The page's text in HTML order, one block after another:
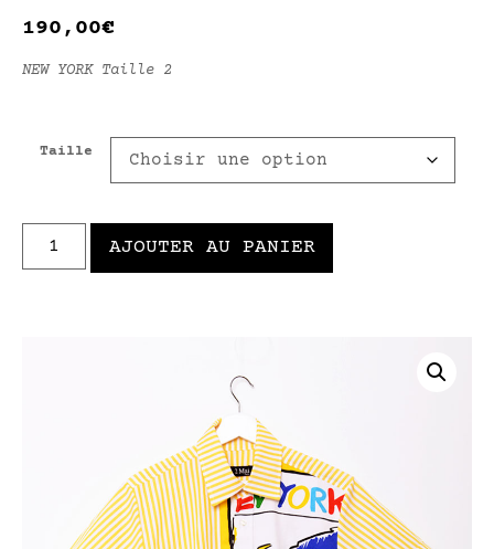
190,00€
NEW YORK Taille 2
Taille
AJOUTER AU PANIER